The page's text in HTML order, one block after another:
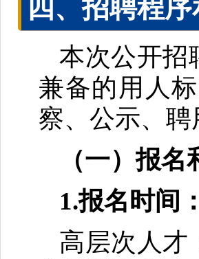
四、招聘程
本次公开招
兼备的用人
察、公示、
（一）报
1.报名时间：
高层次人才